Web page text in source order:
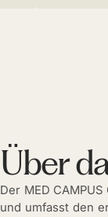
Über
Der MED
und umfasst den